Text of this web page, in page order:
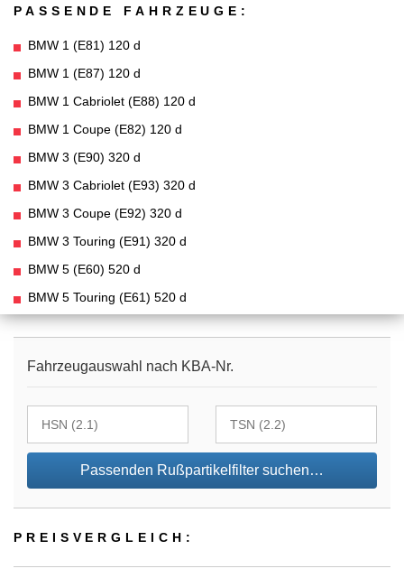
PASSENDE FAHRZEUGE:
BMW 1 (E81) 120 d
BMW 1 (E87) 120 d
BMW 1 Cabriolet (E88) 120 d
BMW 1 Coupe (E82) 120 d
BMW 3 (E90) 320 d
BMW 3 Cabriolet (E93) 320 d
BMW 3 Coupe (E92) 320 d
BMW 3 Touring (E91) 320 d
BMW 5 (E60) 520 d
BMW 5 Touring (E61) 520 d
Fahrzeugauswahl nach KBA-Nr.
Passenden Rußpartikelfilter suchen…
PREIS­VER­GLEICH: